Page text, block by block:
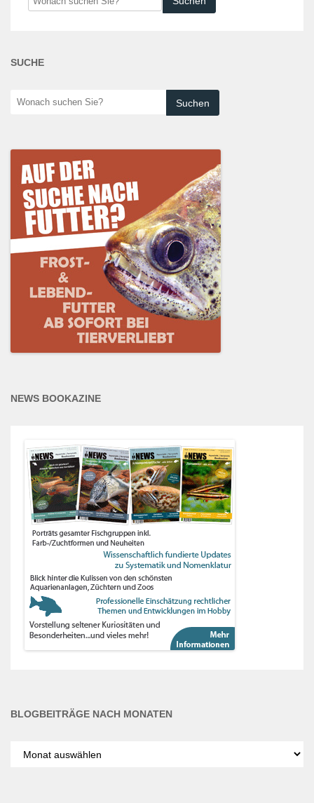
suchen
SUCHE
Wonach
NEWS BOOKAZINE
BLOGBEITRÄGE NACH MONATEN
nach